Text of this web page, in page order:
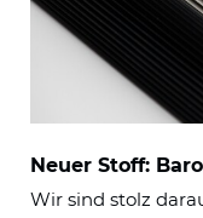
Neuer Stoff:
Wir sind stolz